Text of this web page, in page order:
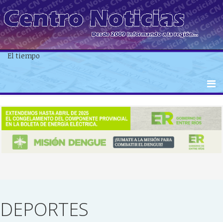
El tiempo
DEPORTES